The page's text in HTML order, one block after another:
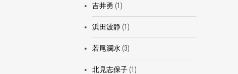
吉井勇 (1)
浜田波静(1)
若尾瀾水 (3)
北見志保子(1)